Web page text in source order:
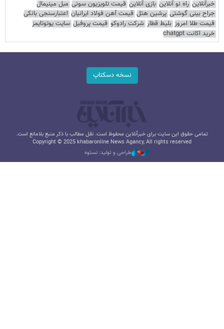
خبرآنلاین راه نو آنلاین بازی آنلاین قیمت تلویزیون سونی مبل مینیمال
جراح بینی گوشتی پرشین هتل قیمت آهن فولاد ایرانیان اعتبارسنجی بانکی
قیمت طلا امروز بلیط قطار شرکت رادوکو قیمت پروفیل سایت یوتوتایمز
خرید اکانت chatgpt
نسخه دسکتاپ
تمامی حقوق این سایت برای خبرآنلاین محفوظ است. نقل مطالب با ذکر منبع بلامانع است.
Copyright © 2025 khabaronline News Agancy, All rights reserved
طراحی و تولید: نستوه